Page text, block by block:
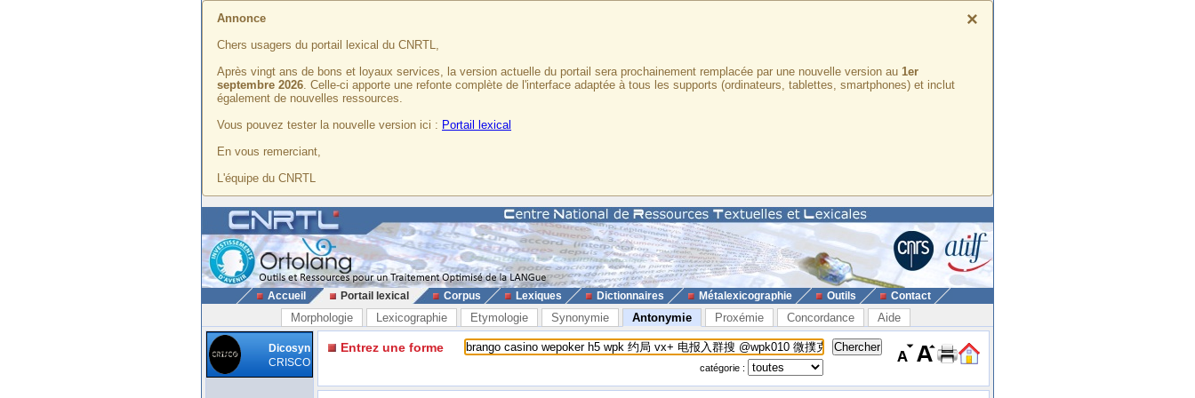
×
Annonce
Chers usagers du portail lexical du CNRTL,
Après vingt ans de bons et loyaux services, la version actuelle du portail sera prochainement remplacée par une nouvelle version au 1er
septembre 2026. Celle-ci apporte une refonte complète de l'interface adaptée à tous les supports (ordinateurs, tablettes, smartphones) et inclut
également de nouvelles ressources.
Vous pouvez tester la nouvelle version ici : Portail lexical
En vous remerciant,
L'équipe du CNRTL
Accueil Portail lexical Corpus Lexiques Dictionnaires Métalexicographie Outils Contact
Morphologie Lexicographie Etymologie Synonymie Antonymie Proxémie Concordance Aide
Dicosyn
CRISCO
Entrez une forme
catégorie :